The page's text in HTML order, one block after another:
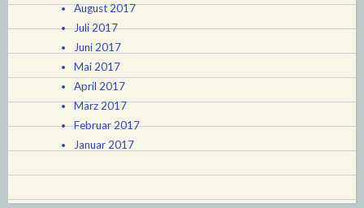
August 2017
Juli 2017
Juni 2017
Mai 2017
April 2017
März 2017
Februar 2017
Januar 2017